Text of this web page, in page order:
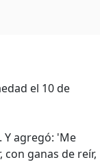
el 10 de
Y agregó: 'Me
ganas de reír,